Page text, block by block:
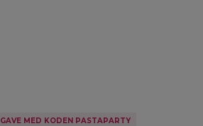
GAVE MED KODEN PASTAPARTY